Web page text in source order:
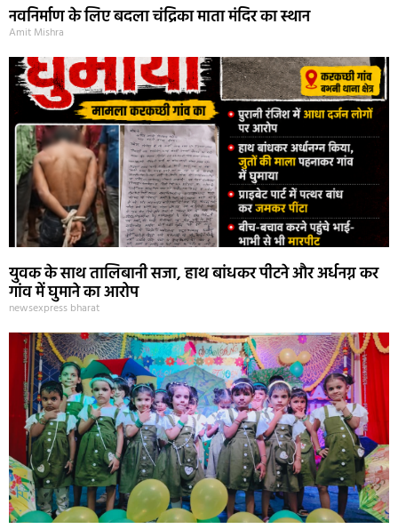
नवनिर्माण के लिए बदला चंद्रिका माता मंदिर का स्थान
Amit Mishra
युवक के साथ तालिबानी सजा, हाथ बांधकर पीटने और अर्धनग्न कर
गांव में घुमाने का आरोप
newsexpress bharat